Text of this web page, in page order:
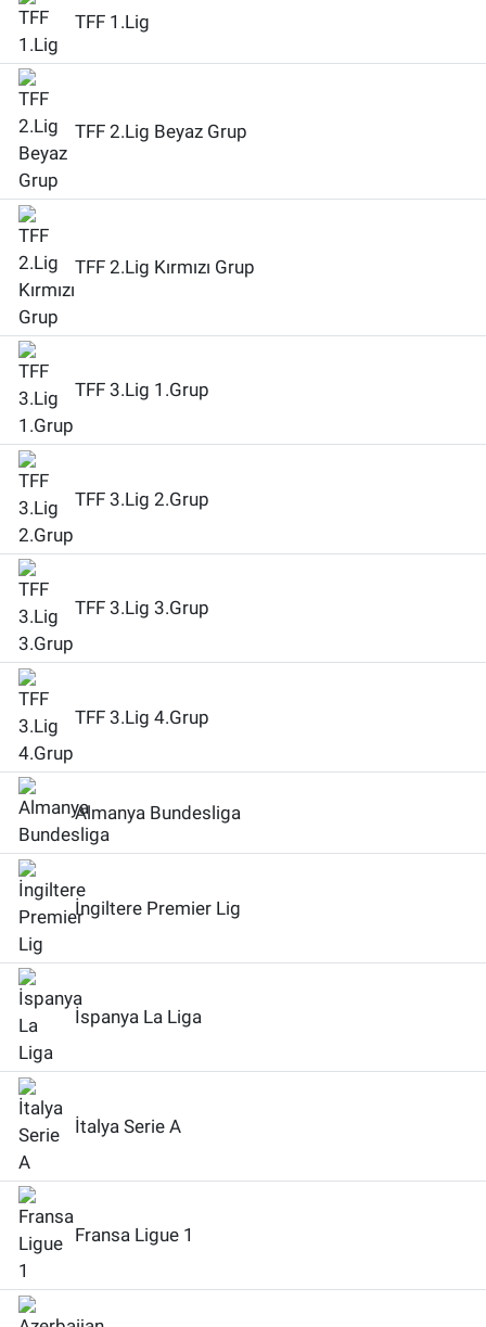
TFF 1.Lig
TFF 2.Lig Beyaz Grup
TFF 2.Lig Kırmızı Grup
TFF 3.Lig 1.Grup
TFF 3.Lig 2.Grup
TFF 3.Lig 3.Grup
TFF 3.Lig 4.Grup
Almanya Bundesliga
İngiltere Premier Lig
İspanya La Liga
İtalya Serie A
Fransa Ligue 1